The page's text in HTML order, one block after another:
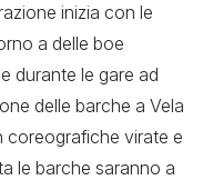
inizia con le
a delle boe
durante le gare ad
delle barche a Vela
coreografiche virate e
le barche saranno a